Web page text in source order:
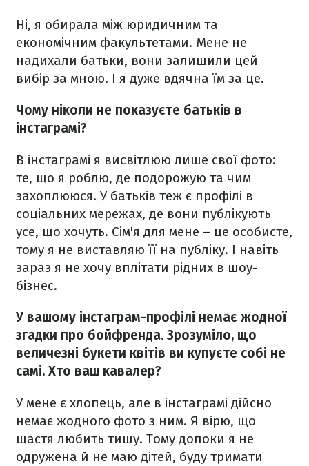
Ні, я обирала між юридичним та
економічним факультетами. Мене не
надихали батьки, вони залишили цей
вибір за мною. І я дуже вдячна їм за це.
Чому ніколи не показуєте батьків в
інстаграмі?
В інстаграмі я висвітлюю лише свої фото:
те, що я роблю, де подорожую та чим
захоплююся. У батьків теж є профілі в
соціальних мережах, де вони публікують
усе, що хочуть. Сім'я для мене – це особисте,
тому я не виставляю її на публіку. І навіть
зараз я не хочу вплітати рідних в шоу-
бізнес.
У вашому інстаграм-профілі немає жодної
згадки про бойфренда. Зрозуміло, що
величезні букети квітів ви купуєте собі не
самі. Хто ваш кавалер?
У мене є хлопець, але в інстаграмі дійсно
немає жодного фото з ним. Я вірю, що
щастя любить тишу. Тому допоки я не
одружена й не маю дітей, буду тримати